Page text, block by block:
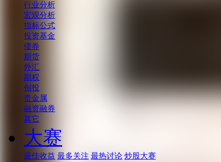
行业分析
宏观分析
指标公式
投资基金
债券
期货
外汇
期权
创投
贵金属
融资融券
其它
大赛
最佳收益 最多关注 最热讨论 炒股大赛